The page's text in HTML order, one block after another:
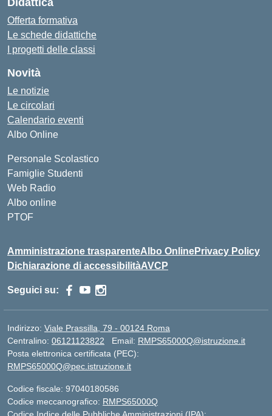
Didattica
Offerta formativa
Le schede didattiche
I progetti delle classi
Novità
Le notizie
Le circolari
Calendario eventi
Albo Online
Personale Scolastico
Famiglie Studenti
Web Radio
Albo online
PTOF
Amministrazione trasparenteAlbo OnlinePrivacy Policy
Dichiarazione di accessibilitàAVCP
Seguici su:
Indirizzo: Viale Prassilla, 79 - 00124 Roma
Centralino: 06121123822 Email: RMPS65000Q@istruzione.it
Posta elettronica certificata (PEC):
RMPS65000Q@pec.istruzione.it
Codice fiscale: 97040180586
Codice meccanografico: RMPS65000Q